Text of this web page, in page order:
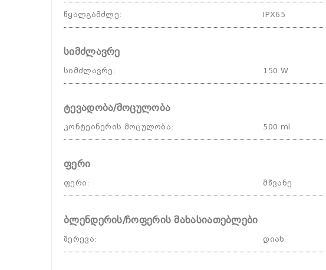
წყალგამძლე: IPX65
სიმძლავრე
სიმძლავრე : 150 W
ტევადობა/მოცულობა
კონტეინერის მოცულობა: 500 ml
ფერი
ფერი: მწვანე
ბლენდერის/ჩოფერის მახასიათებლები
შერევა: დიახ